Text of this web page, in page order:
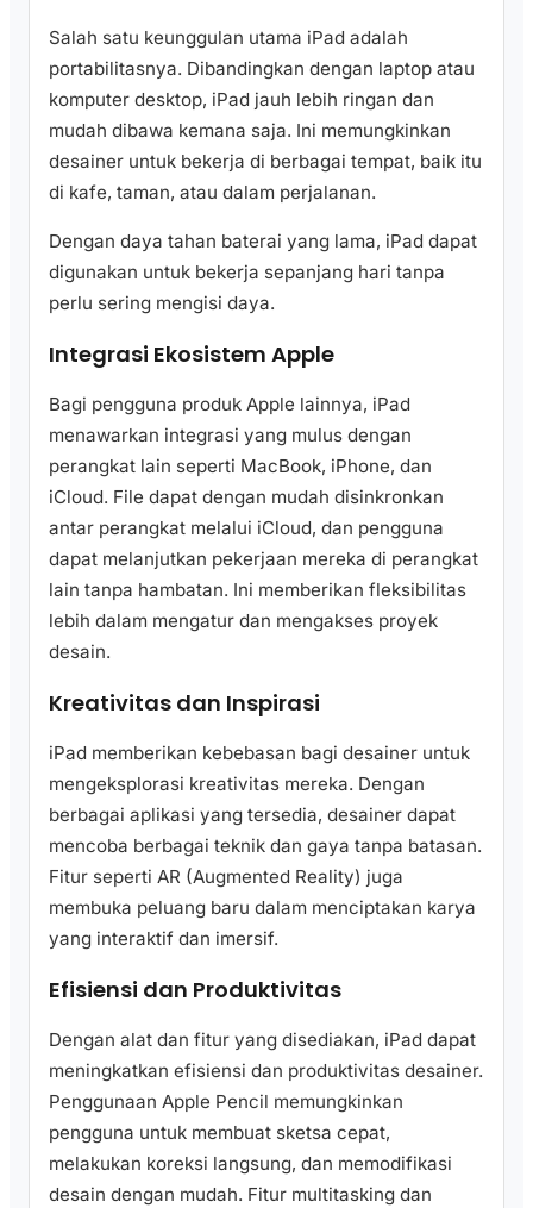
Salah satu keunggulan utama iPad adalah
portabilitasnya. Dibandingkan dengan laptop atau
komputer desktop, iPad jauh lebih ringan dan
mudah dibawa kemana saja. Ini memungkinkan
desainer untuk bekerja di berbagai tempat, baik itu
di kafe, taman, atau dalam perjalanan.
Dengan daya tahan baterai yang lama, iPad dapat
digunakan untuk bekerja sepanjang hari tanpa
perlu sering mengisi daya.
Integrasi Ekosistem Apple
Bagi pengguna produk Apple lainnya, iPad
menawarkan integrasi yang mulus dengan
perangkat lain seperti MacBook, iPhone, dan
iCloud. File dapat dengan mudah disinkronkan
antar perangkat melalui iCloud, dan pengguna
dapat melanjutkan pekerjaan mereka di perangkat
lain tanpa hambatan. Ini memberikan fleksibilitas
lebih dalam mengatur dan mengakses proyek
desain.
Kreativitas dan Inspirasi
iPad memberikan kebebasan bagi desainer untuk
mengeksplorasi kreativitas mereka. Dengan
berbagai aplikasi yang tersedia, desainer dapat
mencoba berbagai teknik dan gaya tanpa batasan.
Fitur seperti AR (Augmented Reality) juga
membuka peluang baru dalam menciptakan karya
yang interaktif dan imersif.
Efisiensi dan Produktivitas
Dengan alat dan fitur yang disediakan, iPad dapat
meningkatkan efisiensi dan produktivitas desainer.
Penggunaan Apple Pencil memungkinkan
pengguna untuk membuat sketsa cepat,
melakukan koreksi langsung, dan memodifikasi
desain dengan mudah. Fitur multitasking dan